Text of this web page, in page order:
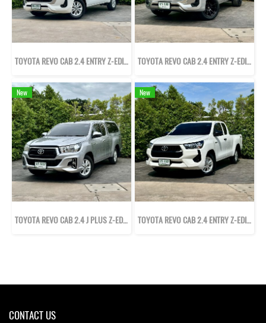
TOYOTA REVO CAB 2.4 ENTRY Z-EDITION ปี65 TOYOTA REVO CAB 2.4 ENTRY Z-EDITION ปี64
New
TOYOTA REVO CAB 2.4 J PLUS Z-EDITION ปี63
New
TOYOTA REVO CAB 2.4 ENTRY Z-EDITION ปี68
CONTACT US